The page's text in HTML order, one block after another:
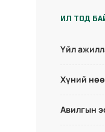
ИЛ ТОД
Үйл
Хүний
Авилгын